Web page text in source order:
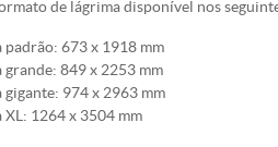
de lágrima disponível nos
padrão: 673 x 1918 mm
grande: 849 x 2253 mm
gigante: 974 x 2963 mm
XL: 1264 x 3504 mm